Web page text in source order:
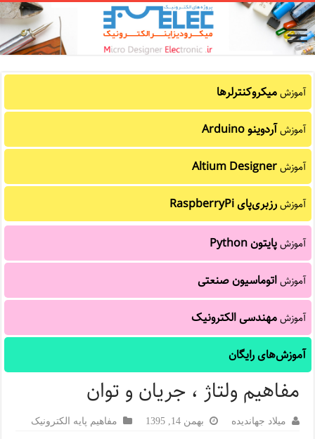
آموزشمیکروکنترلرها
آموزشآردوینو Arduino
آموزشAltium Designer
آموزشرزبری‌پای RaspberryPi
آموزشپایتون Python
آموزشاتوماسیون صنعتی
آموزشمهندسی الکترونیک
آموزش‌های رایگان
مفاهیم ولتاژ ، جریان و توان
میلاد جهاندیده بهمن 14, 1395 مفاهیم پایه الکترونیک